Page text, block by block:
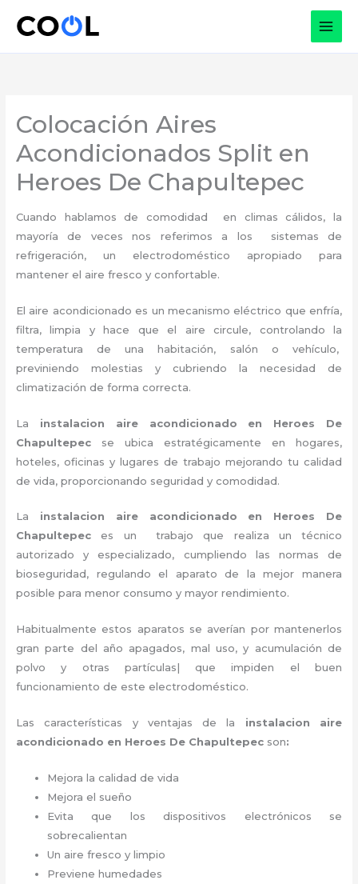
Colocación Aires
Acondicionados Split en
Heroes De Chapultepec
Cuando hablamos de comodidad en climas cálidos, la
mayoría de veces nos referimos a los sistemas de
refrigeración, un electrodoméstico apropiado para
mantener el aire fresco y confortable.
El aire acondicionado es un mecanismo eléctrico que enfría,
filtra, limpia y hace que el aire circule, controlando la
temperatura de una habitación, salón o vehículo,
previniendo molestias y cubriendo la necesidad de
climatización de forma correcta.
La instalacion aire acondicionado en Heroes De
Chapultepec se ubica estratégicamente en hogares,
hoteles, oficinas y lugares de trabajo mejorando tu calidad
de vida, proporcionando seguridad y comodidad.
La instalacion aire acondicionado en Heroes De
Chapultepec
es un
trabajo que realiza un técnico
autorizado y especializado, cumpliendo las normas de
bioseguridad, regulando el aparato de la mejor manera
posible para menor consumo y mayor rendimiento.
Habitualmente estos aparatos se averían por mantenerlos
gran parte del año apagados, mal uso, y acumulación de
polvo y otras partículas| que impiden el buen
funcionamiento de este electrodoméstico.
Las características y ventajas de la instalacion aire
acondicionado en Heroes De Chapultepec son:
Mejora la calidad de vida
Mejora el sueño
Evita que los dispositivos electrónicos se
sobrecalientan
Un aire fresco y limpio
Previene humedades